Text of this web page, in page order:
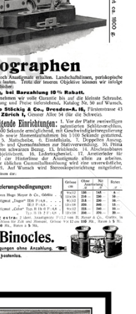
P. GOERZ, BERLIN · WIEN
Bild-ID: 3087